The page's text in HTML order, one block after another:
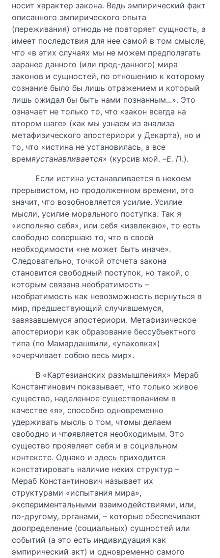
носит характер закона. Ведь эмпирический факт
описанного эмпирического опыта
(переживания) отнюдь не повторяет сущность, а
имеет последствия для нее самой в том смысле,
что «в этих случаях мы не можем предполагать
заранее данного (или пред-данного) мира
законов и сущностей, по отношению к которому
сознание было бы лишь отражением и который
лишь ожидал бы быть нами познанным...». Это
означает не только то, что «закон всегда на
втором шаге» (как мы узнаем из анализа
метафизического апостериори у Декарта), но и
то, что «истина не установилась, а все
времяустанавливается» (курсив мой. –Е. П.).
Если истина устанавливается в некоем
прерывистом, но продолженном времени, это
значит, что возобновляется усилие. Усилие
мысли, усилие морального поступка. Так я
«исполняю себя», или себя «извлекаю», то есть
свободно совершаю то, что в своей
необходимости «не может быть иначе».
Следовательно, точкой отсчета закона
становится свободный поступок, но такой, с
которым связана необратимость –
необратимость как невозможность вернуться в
мир, предшествующий случившемуся,
завязавшемуся апостериори. Метафизическое
апостериори как образование бессубъектного
типа (по Мамардашвили, «упаковка»)
«очерчивает собою весь мир».
В «Картезианских размышлениях» Мераб
Константинович показывает, что только живое
существо, наделенное существованием в
качестве «я», способно одновременно
удерживать мысль о том, чтомы делаем
свободно и чтоявляется необходимым. Это
существо проявляет себя и в социальном
контексте. Однако и здесь приходится
констатировать наличие неких структур –
Мераб Константинович называет их
структурами «испытания мира»,
экспериментальными взаимодействиями, или,
по-другому, органами, – которые обеспечивают
доопределение (социальных) сущностей или
событий (а это есть индивидуация как
эмпирический акт) и одновременно самого